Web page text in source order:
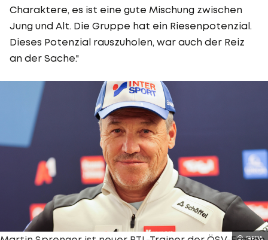
Charaktere, es ist eine gute Mischung zwischen
Jung und Alt. Die Gruppe hat ein Riesenpotenzial.
Dieses Potenzial rauszuholen, war auch der Reiz
an der Sache."
© GEPA